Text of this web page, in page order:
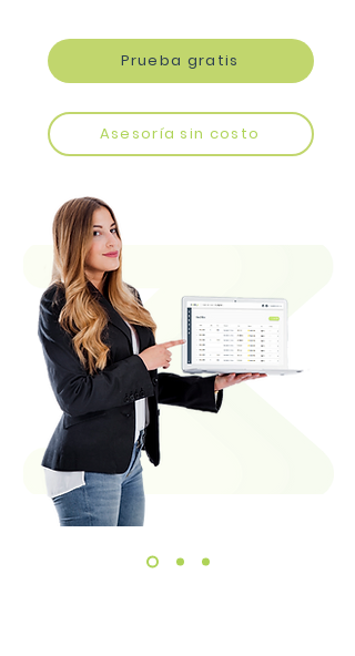
Prueba gratis
Asesoría sin costo